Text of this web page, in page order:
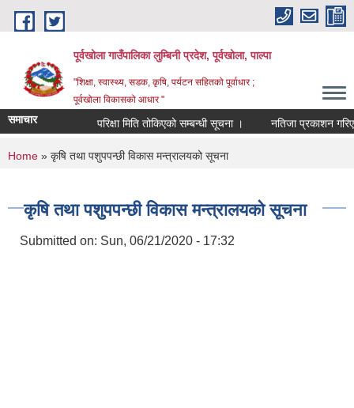
Skip to main content
पूर्वखोला गाउँपालिका लुम्बिनी प्रदेश, पूर्वखोला, पाल्पा
"शिक्षा, स्वास्थ्य, सडक, कृषि, पर्यटन सहितको पूर्वाधार ;
पूर्वखोला विकासको आधार "
समाचार परिक्षा मिति तोकिएको सम्बन्धी सूचना । नतिजा प्रकाशन गरिएको
You are here
Home » कृषि तथा पशुपपन्छी विकास मन्त्रालयको सूचना
कृषि तथा पशुपपन्छी विकास मन्त्रालयको सूचना
Submitted on: Sun, 06/21/2020 - 17:32